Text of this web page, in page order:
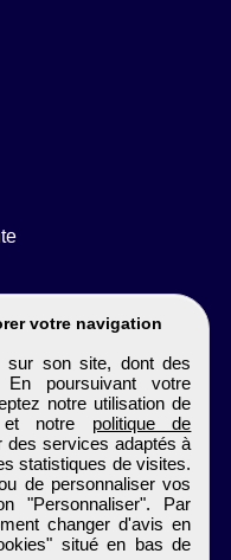
votre navigation
sur son site, dont des
En poursuivant votre
notre utilisation de
notre politique de
services adaptés à
statistiques de visites.
de personnaliser vos
"Personnaliser". Par
changer d'avis en
situé en bas de